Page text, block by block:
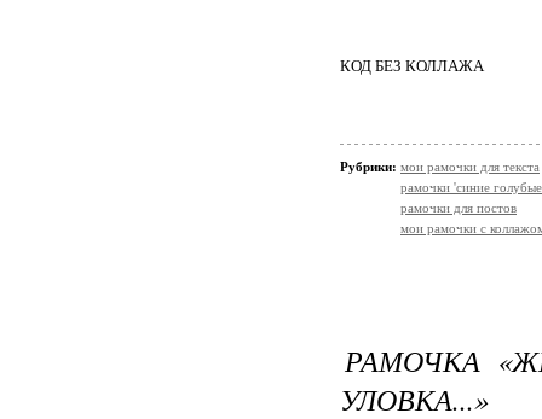
КОД БЕЗ КОЛЛАЖА
Рубрики: мои рамочки для текста
рамочки 'синие
рамочки для постов
мои рамочки с
РАМОЧКА
УЛОВКА...»